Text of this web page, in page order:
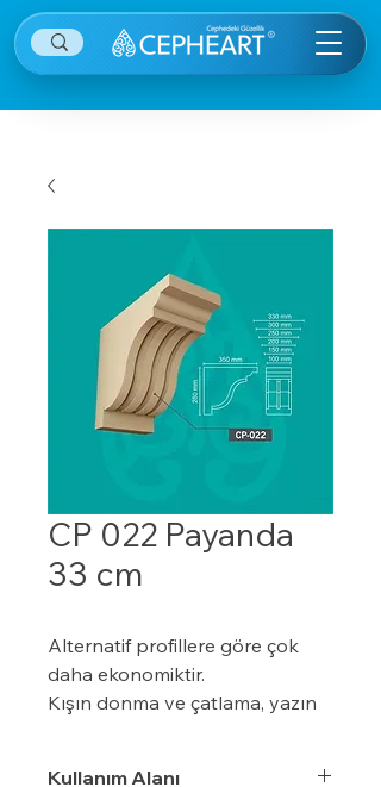
CP 022 Payanda
33 cm
Alternatif profillere göre çok
daha ekonomiktir.
Kışın donma ve çatlama, yazın
Kullanım Alanı